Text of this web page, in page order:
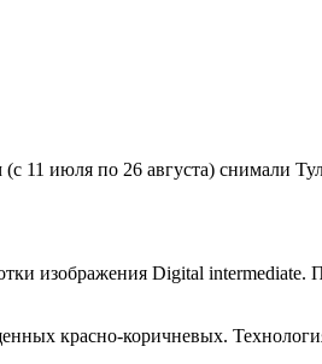
июля по 26 августа) снимали
изображения Digital intermediate.
красно-коричневых.